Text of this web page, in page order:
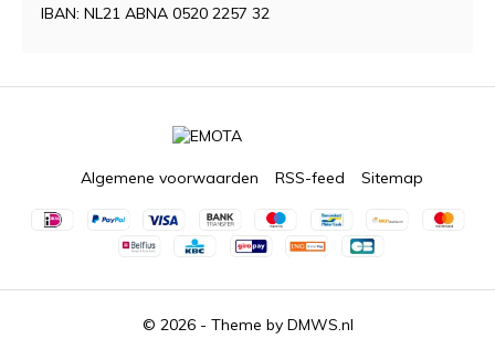
IBAN: NL21 ABNA 0520 2257 32
© 2026 - Theme by DMWS.nl
Algemene voorwaarden RSS-feed Sitemap